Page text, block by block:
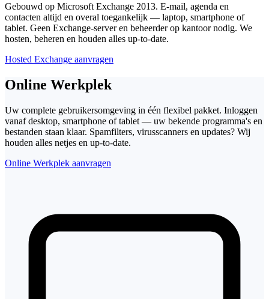
Gebouwd op Microsoft Exchange 2013. E-mail, agenda en
contacten altijd en overal toegankelijk — laptop, smartphone of
tablet. Geen Exchange-server en beheerder op kantoor nodig. We
hosten, beheren en houden alles up-to-date.
Hosted Exchange aanvragen
Online Werkplek
Uw complete gebruikersomgeving in één flexibel pakket. Inloggen
vanaf desktop, smartphone of tablet — uw bekende programma's en
bestanden staan klaar. Spamfilters, virusscanners en updates? Wij
houden alles netjes en up-to-date.
Online Werkplek aanvragen